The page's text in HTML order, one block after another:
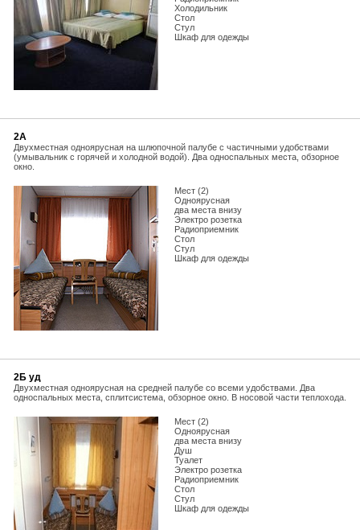
Холодильник
Стол
Стул
Шкаф для одежды
2А
Двухместная одноярусная на шлюпочной палубе с частичными удобствами
(умывальник с горячей и холодной водой). Два односпальных места, обзорное
окно.
Мест (2)
Одноярусная
два места внизу
Электро розетка
Радиоприемник
Стол
Стул
Шкаф для одежды
2Б уд
Двухместная одноярусная на средней палубе со всеми удобствами. Два
односпальных места, сплитсистема, обзорное окно. В носовой части теплохода.
Мест (2)
Одноярусная
два места внизу
Душ
Туалет
Электро розетка
Радиоприемник
Стол
Стул
Шкаф для одежды